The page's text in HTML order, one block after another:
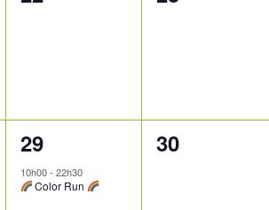
1
évènement,
29
10h00- 22h30
Color Run
0
30